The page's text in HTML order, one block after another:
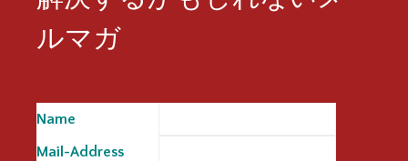
ルマガ
Name
Mail-Address